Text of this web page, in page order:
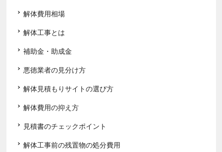
解体費用相場
解体工事とは
補助金・助成金
悪徳業者の見分け方
解体見積もりサイトの選び方
解体費用の抑え方
見積書のチェックポイント
解体工事前の残置物の処分費用